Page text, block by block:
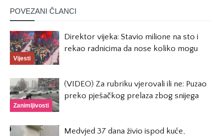
POVEZANI ČLANCI
Vijesti
Direktor vijeka: Stavio milione na sto i
rekao radnicima da nose koliko mogu
Zanimljivosti
(VIDEO) Za rubriku vjerovali ili ne: Puzao
preko pješačkog prelaza zbog snijega
Medvjed 37 dana živio ispod kuće,